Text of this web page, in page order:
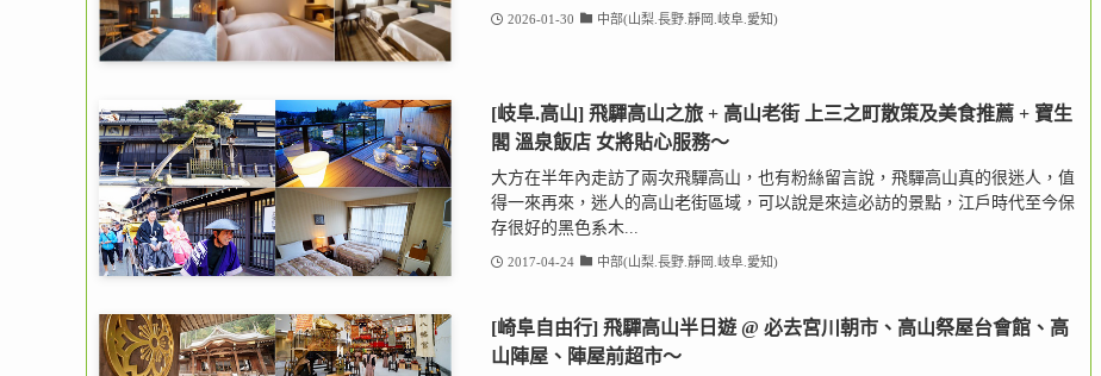
2026-01-30 中部(山梨.長野.靜岡.岐阜.愛知)
[岐阜.高山] 飛驒高山之旅 + 高山老街 上三之町散策及美食推薦 + 寶生
閣 溫泉飯店 女將貼心服務～
大方在半年內走訪了兩次飛驒高山，也有粉絲留言說，飛驒高山真的很迷人，值
得一來再來，迷人的高山老街區域，可以說是來這必訪的景點，江戶時代至今保
存很好的黑色系木...
2017-04-24 中部(山梨.長野.靜岡.岐阜.愛知)
[崎阜自由行] 飛驒高山半日遊 @ 必去宮川朝市、高山祭屋台會館、高
山陣屋、陣屋前超市～